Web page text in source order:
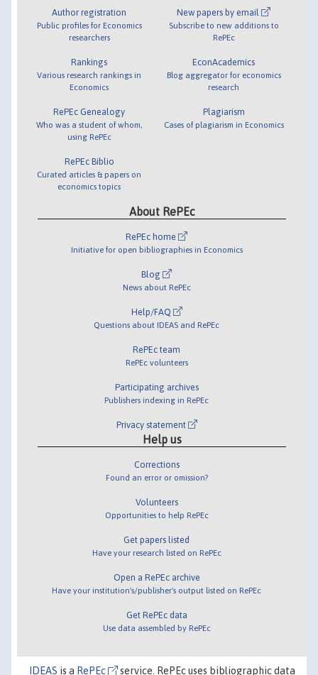
Author registration
Public profiles for Economics
researchers
Rankings
Various research rankings in
Economics
RePEc Genealogy
Who was a student of whom,
using RePEc
RePEc Biblio
Curated articles & papers on
economics topics
New papers by email
Subscribe to new additions to
RePEc
EconAcademics
Blog aggregator for economics
research
Plagiarism
Cases of plagiarism in Economics
About RePEc
RePEc home
Initiative for open bibliographies in Economics
Blog
News about RePEc
Help/FAQ
Questions about IDEAS and RePEc
RePEc team
RePEc volunteers
Participating archives
Publishers indexing in RePEc
Privacy statement
Help us
Corrections
Found an error or omission?
Volunteers
Opportunities to help RePEc
Get papers listed
Have your research listed on RePEc
Open a RePEc archive
Have your institution's/publisher's output listed on RePEc
Get RePEc data
Use data assembled by RePEc
IDEAS is a RePEc service. RePEc uses bibliographic data